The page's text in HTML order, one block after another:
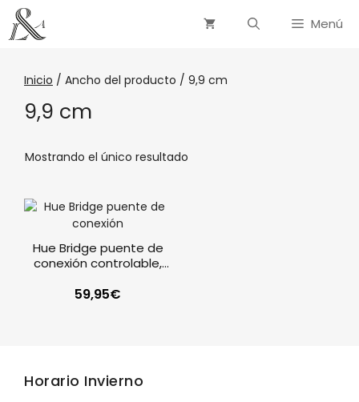
Menú
Inicio / Ancho del producto / 9,9 cm
9,9 cm
Mostrando el único resultado
Hue Bridge puente de
conexión controlable,
Philips Hue
59,95€
Horario Invierno